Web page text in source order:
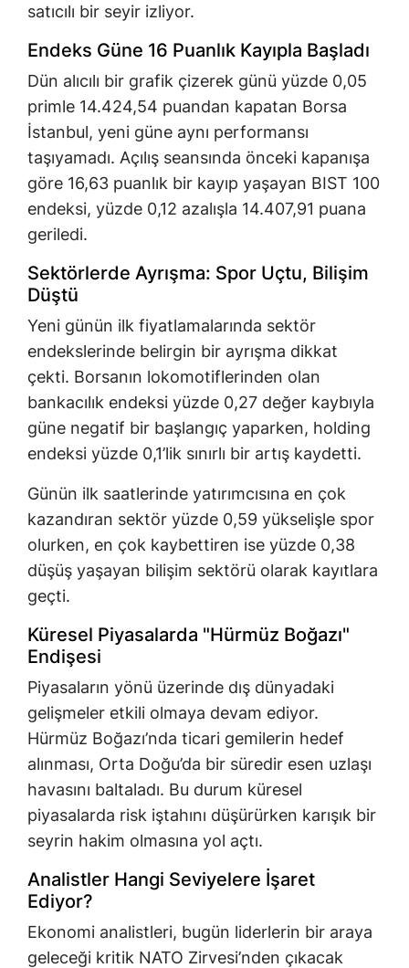
satıcılı bir seyir izliyor.
Endeks Güne 16 Puanlık Kayıpla Başladı
Dün alıcılı bir grafik çizerek günü yüzde 0,05
primle 14.424,54 puandan kapatan Borsa
İstanbul, yeni güne aynı performansı
taşıyamadı. Açılış seansında önceki kapanışa
göre 16,63 puanlık bir kayıp yaşayan BIST 100
endeksi, yüzde 0,12 azalışla 14.407,91 puana
geriledi.
Sektörlerde Ayrışma: Spor Uçtu, Bilişim
Düştü
Yeni günün ilk fiyatlamalarında sektör
endekslerinde belirgin bir ayrışma dikkat
çekti. Borsanın lokomotiflerinden olan
bankacılık endeksi yüzde 0,27 değer kaybıyla
güne negatif bir başlangıç yaparken, holding
endeksi yüzde 0,1’lik sınırlı bir artış kaydetti.
Günün ilk saatlerinde yatırımcısına en çok
kazandıran sektör yüzde 0,59 yükselişle spor
olurken, en çok kaybettiren ise yüzde 0,38
düşüş yaşayan bilişim sektörü olarak kayıtlara
geçti.
Küresel Piyasalarda "Hürmüz Boğazı"
Endişesi
Piyasaların yönü üzerinde dış dünyadaki
gelişmeler etkili olmaya devam ediyor.
Hürmüz Boğazı’nda ticari gemilerin hedef
alınması, Orta Doğu’da bir süredir esen uzlaşı
havasını baltaladı. Bu durum küresel
piyasalarda risk iştahını düşürürken karışık bir
seyrin hakim olmasına yol açtı.
Analistler Hangi Seviyelere İşaret
Ediyor?
Ekonomi analistleri, bugün liderlerin bir araya
geleceği kritik NATO Zirvesi’nden çıkacak